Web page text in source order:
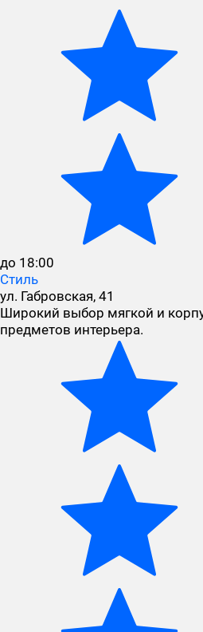
до 18:00
Стиль
ул. Габровская, 41
Широкий выбор мягкой и
предметов интерьера.